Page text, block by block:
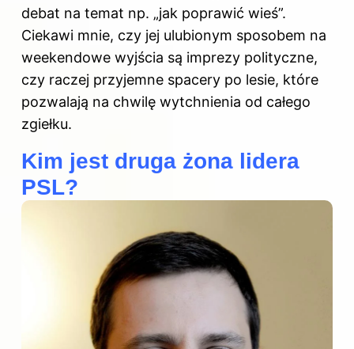
debat na temat np. „jak poprawić wieś”.
Ciekawi mnie, czy jej ulubionym sposobem na
weekendowe wyjścia są imprezy polityczne,
czy raczej przyjemne spacery po lesie, które
pozwalają na chwilę wytchnienia od całego
zgiełku.
Kim jest druga żona lidera
PSL?